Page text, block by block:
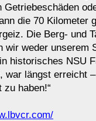
die 70 Kilometer
Die Berg- und
wir weder unserem
historisches NSU
war längst erreicht
haben!“